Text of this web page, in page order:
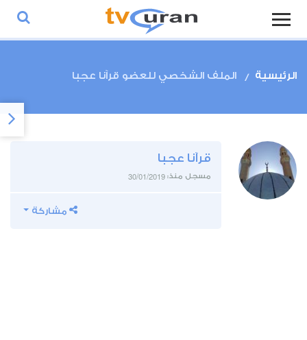
الرئيسية الملف الشخصي للعضو قرآنا عجبا
قرآنا عجبا
مسجل منذ: 30/01/2019
مشاركة